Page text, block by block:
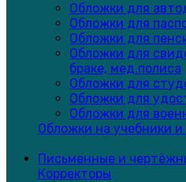
Обложки для
Обложки для
Обложки для
Обложки для
браке, мед.полиса
Обложки для
Обложки для
Обложки для
Обложки на учебники
Письменные и
Корректоры